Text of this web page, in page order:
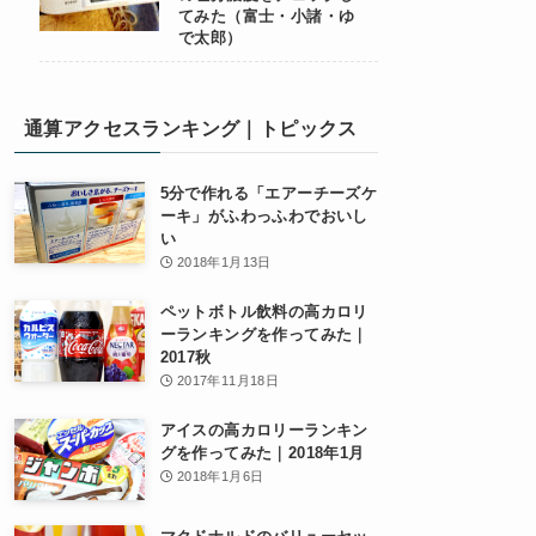
てみた（富士・小諸・ゆ
で太郎）
通算アクセスランキング｜トピックス
5分で作れる「エアーチーズケ
ーキ」がふわっふわでおいし
い
2018年1月13日
ペットボトル飲料の高カロリ
ーランキングを作ってみた｜
2017秋
2017年11月18日
アイスの高カロリーランキン
グを作ってみた｜2018年1月
2018年1月6日